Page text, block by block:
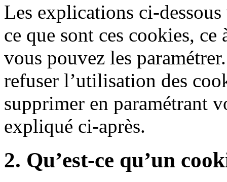
Les explications ci-
ce que sont ces cookies,
vous pouvez les
refuser l’utilisation des
supprimer en paramétrant
expliqué ci-après.
2. Qu’est-ce qu’un